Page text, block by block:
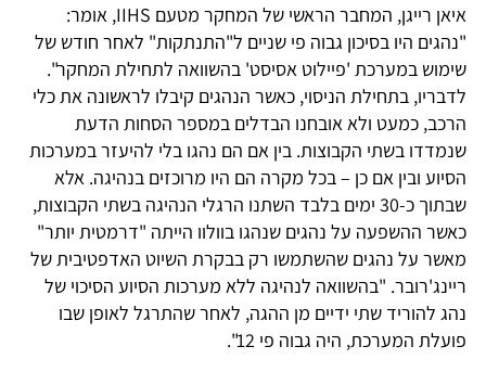
איאן רייגן, המחבר הראשי של המחקר מטעם IIHS, אומר:
"נהגים היו בסיכון גבוה פי שניים ל"התנתקות" לאחר חודש של
שימוש במערכת 'פיילוט אסיסט' בהשוואה לתחילת המחקר".
לדבריו, בתחילת הניסוי, כאשר הנהגים קיבלו לראשונה את כלי
הרכב, כמעט ולא אובחנו הבדלים במספר הסחות הדעת
שנמדדו בשתי הקבוצות. בין אם הם נהגו בלי להיעזר במערכות
הסיוע ובין אם כן – בכל מקרה הם היו מרוכזים בנהיגה. אלא
שבתוך כ-30 ימים בלבד השתנו הרגלי הנהיגה בשתי הקבוצות,
כאשר ההשפעה על נהגים שנהגו בוולוו הייתה "דרמטית יותר"
מאשר על נהגים שהשתמשו רק בבקרת השיוט האדפטיבית של
ריינג'רובר. "בהשוואה לנהיגה ללא מערכות הסיוע הסיכוי של
נהג להוריד שתי ידיים מן ההגה, לאחר שהתרגל לאופן שבו
פועלת המערכת, היה גבוה פי 12".